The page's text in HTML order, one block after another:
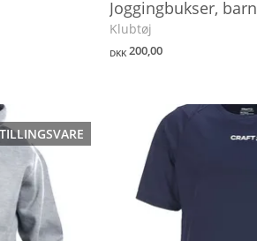
Joggingbukser, barn
Klubtøj
DKK200,00